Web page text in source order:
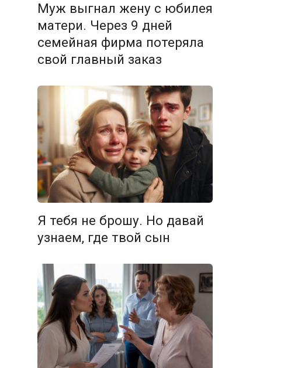
Муж выгнал жену с юбилея
матери. Через 9 дней
семейная фирма потеряла
свой главный заказ
Я тебя не брошу. Но давай
узнаем, где твой сын